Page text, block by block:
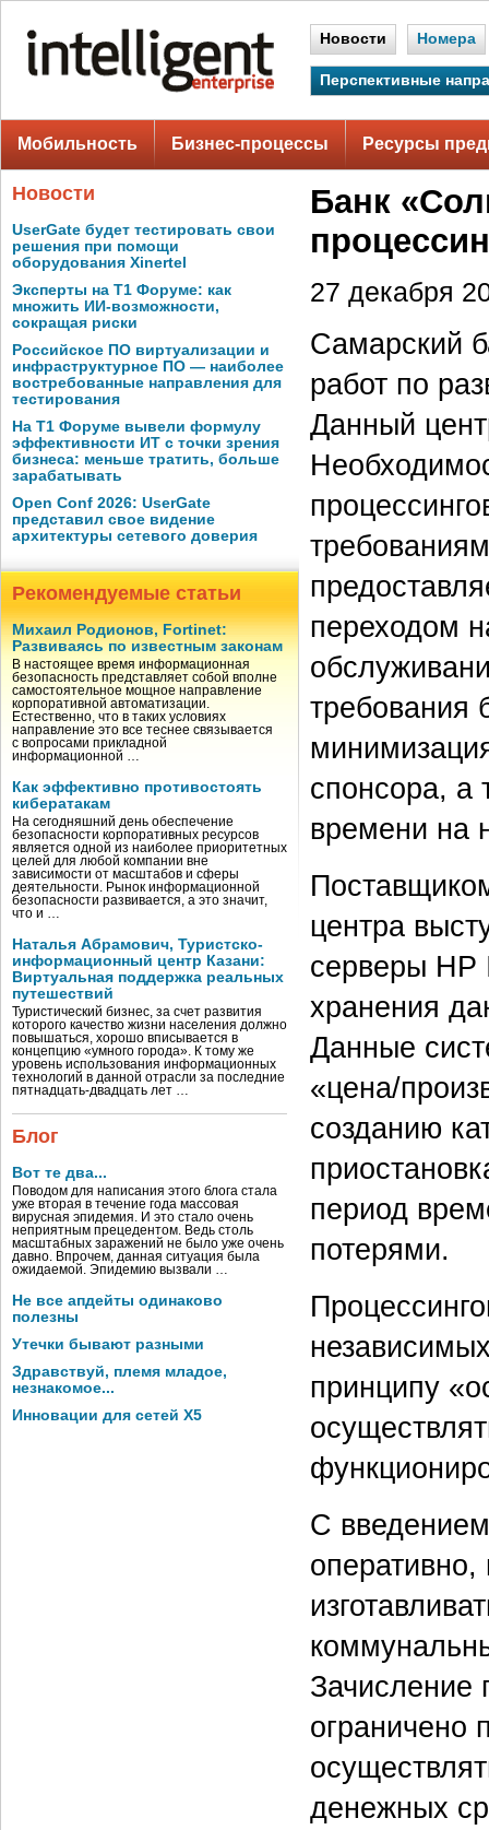
Новости Номера
Перспективные
Мобильность Бизнес-процессы Ресурсы
Новости
UserGate будет тестировать свои
решения при помощи
оборудования Xinertel
Эксперты на Т1 Форуме: как
множить ИИ-возможности,
сокращая риски
Российское ПО виртуализации и
инфраструктурное ПО — наиболее
востребованные направления для
тестирования
На Т1 Форуме вывели формулу
эффективности ИТ с точки зрения
бизнеса: меньше тратить, больше
зарабатывать
Open Conf 2026: UserGate
представил свое видение
архитектуры сетевого доверия
Рекомендуемые статьи
Михаил Родионов, Fortinet:
Развиваясь по известным законам
В настоящее время информационная
безопасность представляет собой вполне
самостоятельное мощное направление
корпоративной автоматизации.
Естественно, что в таких условиях
направление это все теснее связывается
с вопросами прикладной
информационной …
Как эффективно противостоять
кибератакам
На сегодняшний день обеспечение
безопасности корпоративных ресурсов
является одной из наиболее приоритетных
целей для любой компании вне
зависимости от масштабов и сферы
деятельности. Рынок информационной
безопасности развивается, а это значит,
что и …
Наталья Абрамович, Туристско-
информационный центр Казани:
Виртуальная поддержка реальных
путешествий
Туристический бизнес, за счет развития
которого качество жизни населения должно
повышаться, хорошо вписывается в
концепцию «умного города». К тому же
уровень использования информационных
технологий в данной отрасли за последние
пятнадцать-двадцать лет …
Блог
Вот те два...
Поводом для написания этого блога стала
уже вторая в течение года массовая
вирусная эпидемия. И это стало очень
неприятным прецедентом. Ведь столь
масштабных заражений не было уже очень
давно. Впрочем, данная ситуация была
ожидаемой. Эпидемию вызвали …
Не все апдейты одинаково
полезны
Утечки бывают разными
Здравствуй, племя младое,
незнакомое...
Инновации для сетей X5
Банк
27 декабря
Самарский
работ по
Данный
переходом
требования
спонсора, а
времени на
центра
серверы НР
хранения
Данные
«цена/
созданию
период
потерями.
принципу
С
Зачисление
ограничено
денежных